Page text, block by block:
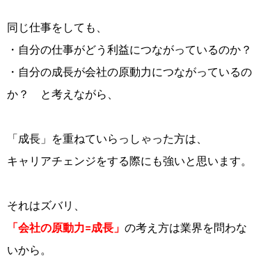
同じ仕事をしても、
・自分の仕事がどう利益につながっているのか？
・自分の成長が会社の原動力につながっているの
か？ と考えながら、
「成長」を重ねていらっしゃった方は、
キャリアチェンジをする際にも強いと思います。
それはズバリ、
「会社の原動力=成長」 の考え方は業界を問わな
いから。